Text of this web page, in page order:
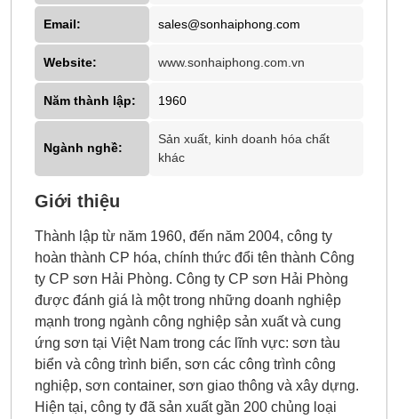
Email: sales@sonhaiphong.com
Website: www.sonhaiphong.com.vn
Năm thành lập: 1960
Ngành nghề:
Sản xuất, kinh doanh hóa chất
khác
Giới thiệu
Thành lập từ năm 1960, đến năm 2004, công ty
hoàn thành CP hóa, chính thức đổi tên thành Công
ty CP sơn Hải Phòng. Công ty CP sơn Hải Phòng
được đánh giá là một trong những doanh nghiệp
mạnh trong ngành công nghiệp sản xuất và cung
ứng sơn tại Việt Nam trong các lĩnh vực: sơn tàu
biển và công trình biển, sơn các công trình công
nghiệp, sơn container, sơn giao thông và xây dựng.
Hiện tại, công ty đã sản xuất gần 200 chủng loại